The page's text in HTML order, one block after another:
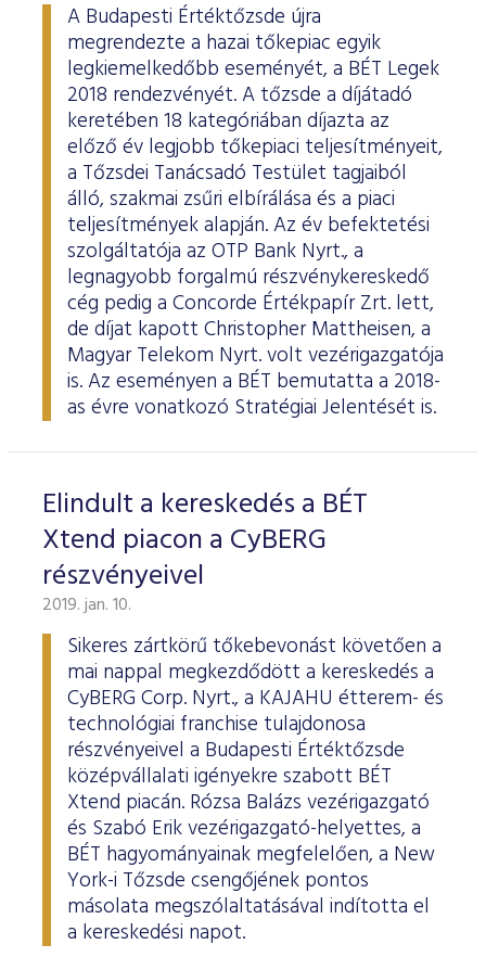
A Budapesti Értéktőzsde újra
megrendezte a hazai tőkepiac egyik
legkiemelkedőbb eseményét, a BÉT Legek
2018 rendezvényét. A tőzsde a díjátadó
keretében 18 kategóriában díjazta az
előző év legjobb tőkepiaci teljesítményeit,
a Tőzsdei Tanácsadó Testület tagjaiból
álló, szakmai zsűri elbírálása és a piaci
teljesítmények alapján. Az év befektetési
szolgáltatója az OTP Bank Nyrt., a
legnagyobb forgalmú részvénykereskedő
cég pedig a Concorde Értékpapír Zrt. lett,
de díjat kapott Christopher Mattheisen, a
Magyar Telekom Nyrt. volt vezérigazgatója
is. Az eseményen a BÉT bemutatta a 2018-
as évre vonatkozó Stratégiai Jelentését is.
Elindult a kereskedés a BÉT
Xtend piacon a CyBERG
részvényeivel
2019. jan. 10.
Sikeres zártkörű tőkebevonást követően a
mai nappal megkezdődött a kereskedés a
CyBERG Corp. Nyrt., a KAJAHU étterem- és
technológiai franchise tulajdonosa
részvényeivel a Budapesti Értéktőzsde
középvállalati igényekre szabott BÉT
Xtend piacán. Rózsa Balázs vezérigazgató
és Szabó Erik vezérigazgató-helyettes, a
BÉT hagyományainak megfelelően, a New
York-i Tőzsde csengőjének pontos
másolata megszólaltatásával indította el
a kereskedési napot.